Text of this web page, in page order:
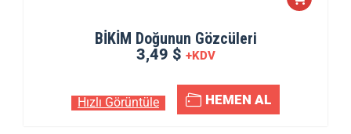
BİKİM Doğunun Gözcüleri
3,49 $ +KDV
Hızlı Görüntüle HEMEN AL